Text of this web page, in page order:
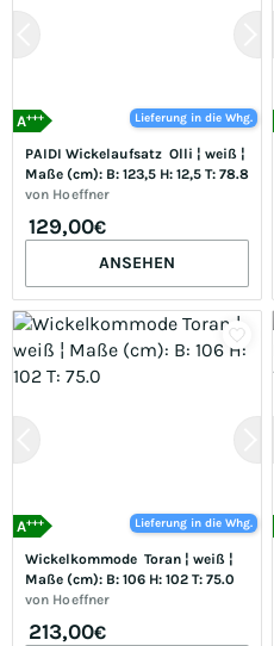
Lieferung in die Whg.
A+++
PAIDI Wickelaufsatz  Olli ¦ weiß ¦
Maße (cm): B: 123,5 H: 12,5 T: 78.8
von Hoeffner
129,00€
ANSEHEN
Lieferung in die Whg.
A+++
Wickelkommode  Toran ¦ weiß ¦
Maße (cm): B: 106 H: 102 T: 75.0
von Hoeffner
213,00€